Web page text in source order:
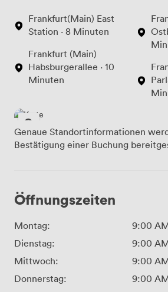
Frankfurt(Main) East
Station · 8 Minuten
Frankfurt (Main)
Habsburgerallee · 10
Minuten
Genaue Standortinformationen
Bestätigung einer Buchung
Öffnungszeiten
Montag: 9:00
Dienstag:
9:00
Mittwoch:
9:00
Donnerstag:
9:00